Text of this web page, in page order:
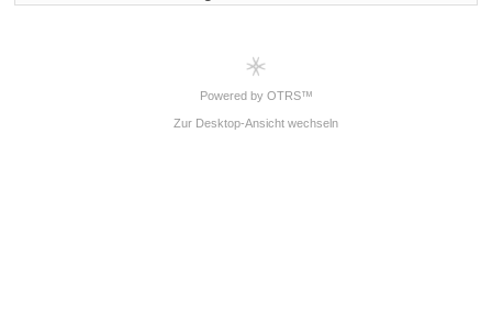
Powered by OTRS™
Zur Desktop-Ansicht wechseln